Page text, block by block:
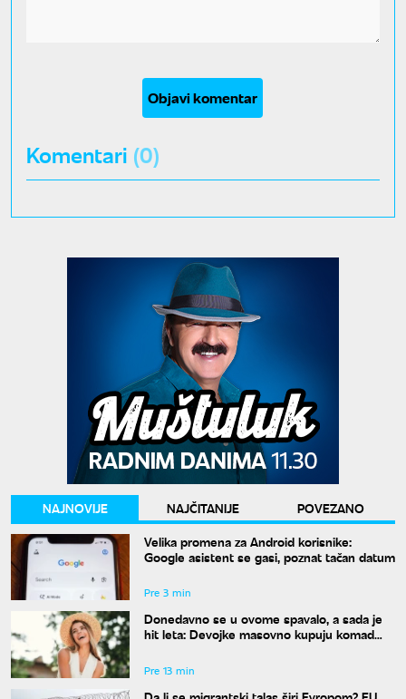
Objavi komentar
Komentari (0)
NAJNOVIJE NAJČITANIJE
POVEZANO
Velika promena za Android korisnike:
Google asistent se gasi, poznat tačan datum
Pre 3 min
Donedavno se u ovome spavalo, a sada je
hit leta: Devojke masovno kupuju komad
Pre 13 min